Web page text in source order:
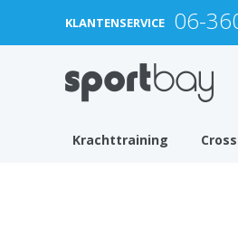
KLANTENSERVICE 06-
Krachttraining